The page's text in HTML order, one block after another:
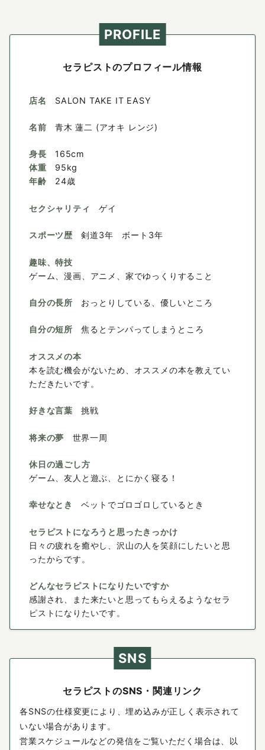
PROFILE
セラピストのプロフィール情報
店名 SALON TAKE IT EASY
名前 青木 蓮二 (アオキ レンジ)
身長
体重
年齢
165cm
95kg
24歳
セクシャリティ ゲイ
スポーツ歴 剣道3年 ボート3年
趣味、特技
ゲーム、漫画、アニメ、家でゆっくりすること
自分の長所 おっとりしている、優しいところ
自分の短所 焦るとテンパってしまうところ
オススメの本
本を読む機会がないため、オススメの本を教えてい
ただきたいです。
好きな言葉 挑戦
将来の夢 世界一周
休日の過ごし方
ゲーム、友人と遊ぶ、とにかく寝る！
幸せなとき ベットでゴロゴロしているとき
セラピストになろうと思ったきっかけ
日々の疲れを癒やし、沢山の人を笑顔にしたいと思
ったからです。
どんなセラピストになりたいですか
感謝され、また来たいと思ってもらえるようなセラ
ピストになりたいです。
SNS
セラピストのSNS・関連リンク
各SNSの仕様変更により、埋め込みが正しく表示されて
いない場合があります。
営業スケジュールなどの発信をご覧いただく場合は、以